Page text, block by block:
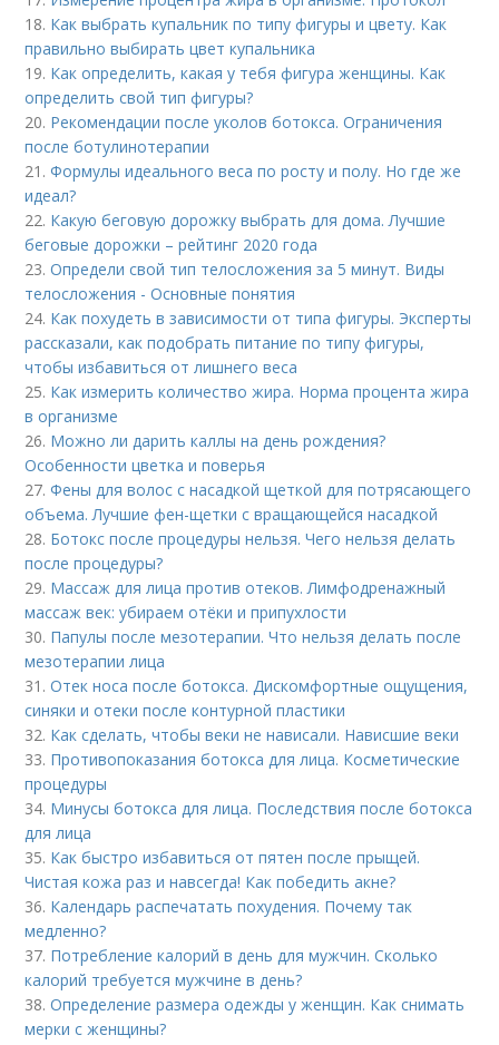
18. Как выбрать купальник по типу фигуры и цвету. Как
правильно выбирать цвет купальника
19. Как определить, какая у тебя фигура женщины. Как
определить свой тип фигуры?
20. Рекомендации после уколов ботокса. Ограничения
после ботулинотерапии
21.Формулы идеального веса по росту и полу. Но где же
идеал?
22. Какую беговую дорожку выбрать для дома. Лучшие
беговые дорожки – рейтинг 2020 года
23.Определи свой тип телосложения за 5 минут. Виды
телосложения - Основные понятия
24. Как похудеть в зависимости от типа фигуры. Эксперты
рассказали, как подобрать питание по типу фигуры,
чтобы избавиться от лишнего веса
25. Как измерить количество жира. Норма процента жира
в организме
26. Можно ли дарить каллы на день рождения?
Особенности цветка и поверья
27.Фены для волос с насадкой щеткой для потрясающего
объема. Лучшие фен-щетки с вращающейся насадкой
28. Ботокс после процедуры нельзя. Чего нельзя делать
после процедуры?
29. Массаж для лица против отеков. Лимфодренажный
массаж век: убираем отёки и припухлости
30. Папулы после мезотерапии. Что нельзя делать после
мезотерапии лица
31.Отек носа после ботокса. Дискомфортные ощущения,
синяки и отеки после контурной пластики
32. Как сделать, чтобы веки не нависали. Нависшие веки
33. Противопоказания ботокса для лица. Косметические
процедуры
34. Минусы ботокса для лица. Последствия после ботокса
для лица
35. Как быстро избавиться от пятен после прыщей.
Чистая кожа раз и навсегда! Как победить акне?
36. Календарь распечатать похудения. Почему так
медленно?
37. Потребление калорий в день для мужчин. Сколько
калорий требуется мужчине в день?
38.Определение размера одежды у женщин. Как снимать
мерки с женщины?